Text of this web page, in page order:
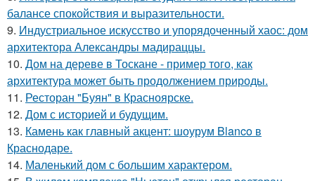
балансе спокойствия и выразительности.
9. Индустриальное искусство и упорядоченный хаос: дом
архитектора Александры мадираццы.
10. Дом на дереве в Тоскане - пример того, как
архитектура может быть продолжением природы.
11. Ресторан "Буян" в Красноярске.
12. Дом с историей и будущим.
13. Камень как главный акцент: шоурум Blanco в
Краснодаре.
14. Маленький дом с большим характером.